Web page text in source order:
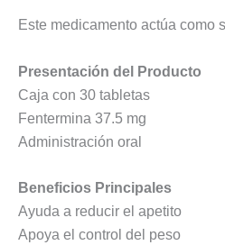
Este medicamento actúa como
Presentación del Producto
Caja con 30 tabletas
Fentermina 37.5 mg
Administración oral
Beneficios Principales
Ayuda a reducir el apetito
Apoya el control del peso